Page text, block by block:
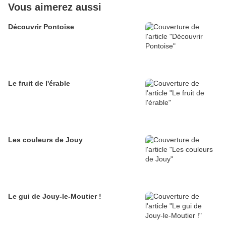
Vous aimerez aussi
Découvrir Pontoise
Le fruit de l'érable
Les couleurs de Jouy
Le gui de Jouy-le-Moutier !